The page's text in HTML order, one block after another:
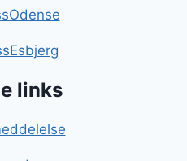
links